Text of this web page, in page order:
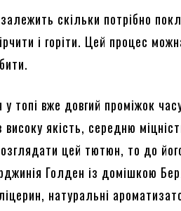
скільки потрібно
і горіти. Цей процес
топі вже довгий проміжок
якість, середню
цей тютюн, то до
Голден із домішкою
натуральні